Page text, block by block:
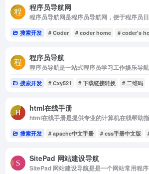
程序员导航网
搜索开发 # Coder # coder home # coder's
程序员导航
程序员导航是一站式程序员学习工作娱乐导
搜索开发 # Cxy521 # 下载链接转换 # 二维码
html在线手册
搜索开发 # apache中文手册 # css手册中文版
SitePad 网站建设导航
SitePad 网站建设导航是是一个网站常用程